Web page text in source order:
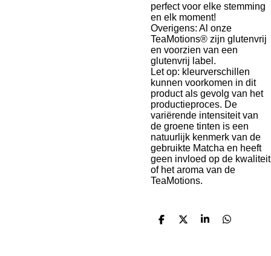
perfect voor elke stemming
en elk moment!
Overigens: Al onze
TeaMotions® zijn glutenvrij
en voorzien van een
glutenvrij label.
Let op: kleurverschillen
kunnen voorkomen in dit
product als gevolg van het
productieproces. De
variërende intensiteit van
de groene tinten is een
natuurlijk kenmerk van de
gebruikte Matcha en heeft
geen invloed op de kwaliteit
of het aroma van de
TeaMotions.
D
D
S
D